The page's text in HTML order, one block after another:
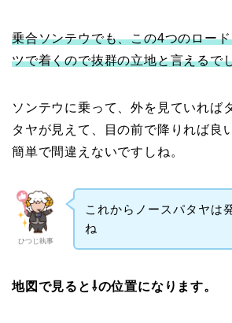
乗合ソンテウでも、この4つのロー
ツで着くので抜群の立地と言えるで
ソンテウに乗って、外を見ていれば
タヤが見えて、目の前で降りれば良
簡単で間違えないですしね。
ひつじ執事
これからノースパタヤは
ね
地図で見ると⇩の位置になります。